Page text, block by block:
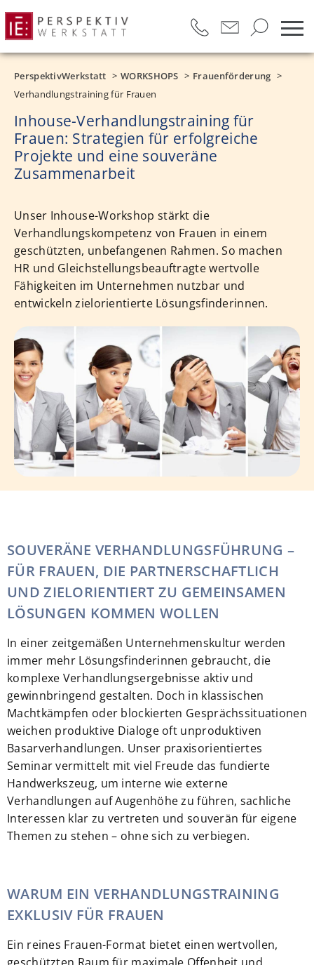
PerspektivWerkstatt WORKSHOPS
Frauenförderung
Verhandlungstraining für Frauen
Inhouse-Verhandlungstraining für
Frauen: Strategien für erfolgreiche
Projekte und eine souveräne
Zusammenarbeit
Unser Inhouse-Workshop stärkt die
Verhandlungskompetenz von Frauen in einem
geschützten, unbefangenen Rahmen. So machen
HR und Gleichstellungsbeauftragte wertvolle
Fähigkeiten im Unternehmen nutzbar und
entwickeln zielorientierte Lösungsfinderinnen.
SOUVERÄNE VERHANDLUNGSFÜHRUNG –
FÜR FRAUEN, DIE PARTNERSCHAFTLICH
UND ZIELORIENTIERT ZU GEMEINSAMEN
LÖSUNGEN KOMMEN WOLLEN
In einer zeitgemäßen Unternehmenskultur werden
immer mehr Lösungsfinderinnen gebraucht, die
komplexe Verhandlungsergebnisse aktiv und
gewinnbringend gestalten. Doch in klassischen
Machtkämpfen oder blockierten Gesprächssituationen
weichen produktive Dialoge oft unproduktiven
Basarverhandlungen. Unser praxisorientiertes
Seminar vermittelt mit viel Freude das fundierte
Handwerkszeug, um interne wie externe
Verhandlungen auf Augenhöhe zu führen, sachliche
Interessen klar zu vertreten und souverän für eigene
Themen zu stehen – ohne sich zu verbiegen.
WARUM EIN VERHANDLUNGSTRAINING
EXKLUSIV FÜR FRAUEN
Ein reines Frauen-Format bietet einen wertvollen,